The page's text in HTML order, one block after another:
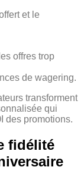
et le
offres trop
de wagering.
transforment
qui
des promotions.
fidélité